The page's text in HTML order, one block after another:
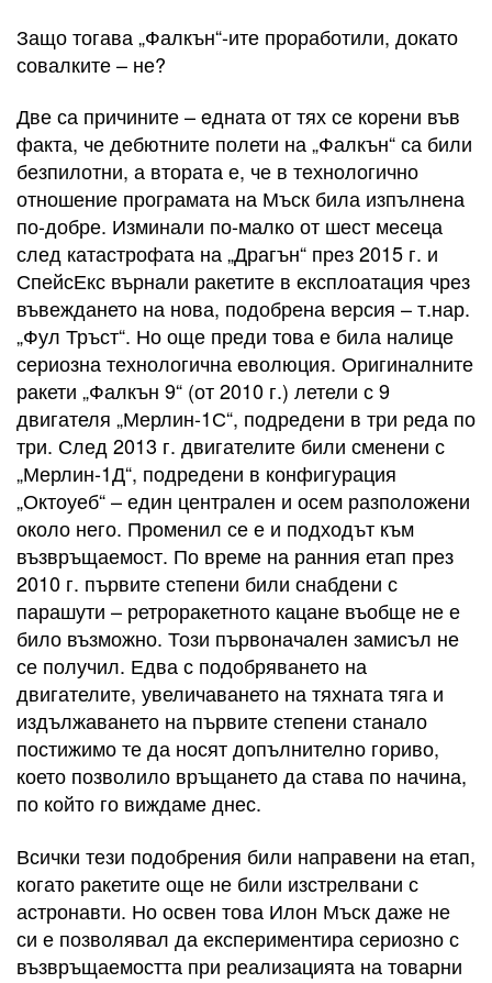
Защо тогава „Фалкън“-ите проработили, докато
совалките – не?
Две са причините – eдната от тях се корени във
факта, че дебютните полети на „Фалкън“ са били
безпилотни, а втората е, че в технологично
отношение програмата на Мъск била изпълнена
по-добре. Изминали по-малко от шест месеца
след катастрофата на „Драгън“ през 2015 г. и
СпейсЕкс върнали ракетите в експлоатация чрез
въвеждането на нова, подобрена версия – т.нар.
„Фул Тръст“. Но още преди това е била налице
сериозна технологична еволюция. Оригиналните
ракети „Фалкън 9“ (от 2010 г.) летели с 9
двигателя „Мерлин-1С“, подредени в три реда по
три. След 2013 г. двигателите били сменени с
„Мерлин-1Д“, подредени в конфигурация
„Октоуеб“ – един централен и осем разположени
около него. Променил се е и подходът към
възвръщаемост. По време на ранния етап през
2010 г. първите степени били снабдени с
парашути – ретроракетното кацане въобще не е
било възможно. Този първоначален замисъл не
се получил. Едва с подобряването на
двигателите, увеличаването на тяхната тяга и
издължаването на първите степени станало
постижимо те да носят допълнително гориво,
което позволило връщането да става по начина,
по който го виждаме днес.
Всички тези подобрения били направени на етап,
когато ракетите още не били изстрелвани с
астронавти. Но освен това Илон Мъск даже не
си е позволявал да експериментира сериозно с
възвръщаемостта при реализацията на товарни